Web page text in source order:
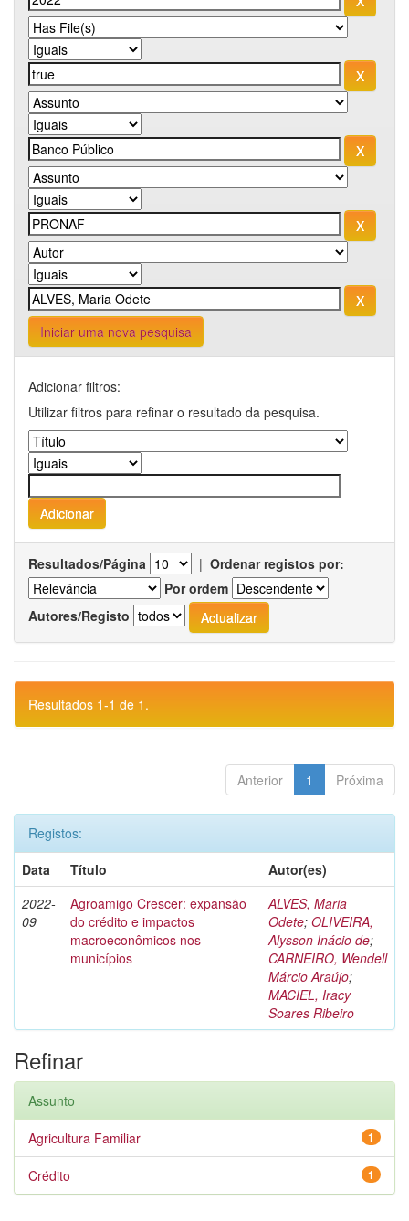
Iniciar uma nova pesquisa
Adicionar filtros:
Utilizar filtros para refinar o resultado da pesquisa.
Resultados/Página | Ordenar registos por:
Por ordem
Autores/Registo
Resultados 1-1 de 1.
Anterior 1 Próxima
Registos:
Data
Título
Autor(es)
2022-
09
Agroamigo Crescer: expansão
do crédito e impactos
macroeconômicos nos
municípios
ALVES, Maria
Odete; OLIVEIRA,
Alysson Inácio de;
CARNEIRO, Wendell
Márcio Araújo;
MACIEL, Iracy
Soares Ribeiro
Refinar
Assunto
1
Agricultura Familiar
1
Crédito